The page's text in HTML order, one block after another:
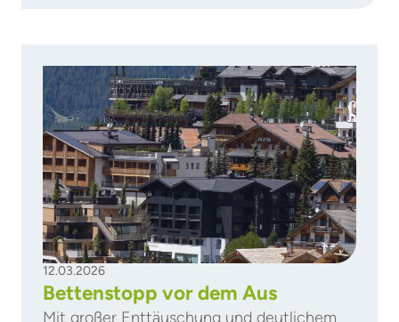
12.03.2026
Bettenstopp vor dem Aus
Mit großer Enttäuschung und deutlichem